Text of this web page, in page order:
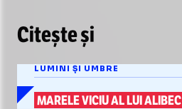
Citește și
LUMINI ȘI UMBRE
MARELE VICIU AL LUI ALIBEC